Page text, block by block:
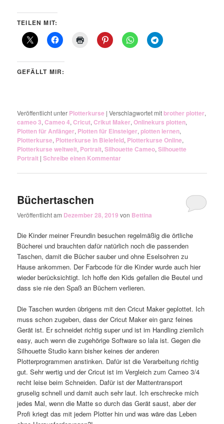
TEILEN MIT:
GEFÄLLT MIR:
Veröffentlicht unter Plotterkurse |Verschlagwortet mitbrother plotter,
cameo 3,Cameo 4,Cricut,Crikut Maker,Onlinekurs plotten,
Plotten für Anfänger, Plotten für Einsteiger,plotten lernen,
Plotterkurse, Plotterkurse in Bielefeld, Plotterkurse Online,
Plotterkurse weltweit, Portrait,Silhouette Cameo,Silhouette
Portrait |Schreibe einen Kommentar
Büchertaschen
Veröffentlicht am Dezember 28, 2019 von Bettina
Die Kinder meiner Freundin besuchen regelmäßig die örtliche
Bücherei und brauchten dafür natürlich noch die passenden
Taschen, damit die Bücher sauber und ohne Eselsohren zu
Hause ankommen. Der Farbcode für die Kinder wurde auch hier
wieder berücksichtigt. Ich hoffe den Kids gefallen die Beutel und
dass sie nie den Spaß an Büchern verlieren.
Die Taschen wurden übrigens mit den Cricut Maker geplottet. Ich
muss schon zugeben, dass der Cricut Maker ein ganz feines
Gerät ist. Er schneidet richtig super und ist im Handling ziemlich
easy, auch wenn die zugehörige Software so lala ist. Gegen die
Silhouette Studio kann bisher keines der anderen
Plotterprogrammen anstinken. Dafür ist die Verarbeitung richtig
gut. Sehr wertig und der Cricut ist im Vergleich zum Cameo 3/4
recht leise beim Schneiden. Dafür ist der Mattentransport
gruselig schnell und damit auch sehr laut. Ich erschrecke mich
jedes Mal, wenn die Matte so durch das Gerät saust, aber der
Profi kriegt das mit jedem Plotter hin und was wäre das Leben